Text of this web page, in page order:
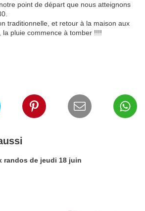
point de départ que nous atteignons
traditionnelle, et retour à la maison aux
pluie commence à tomber !!!!
randos de jeudi 18 juin